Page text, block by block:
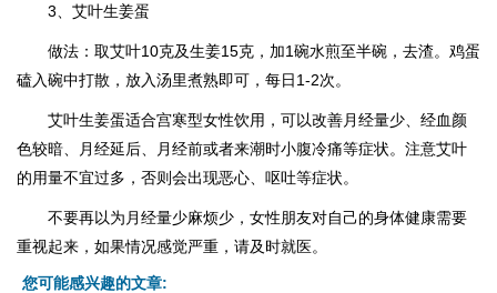
3、艾叶生姜蛋
做法：取艾叶10克及生姜15克，加1碗水煎至半碗，去渣。鸡蛋
磕入碗中打散，放入汤里煮熟即可，每日1-2次。
艾叶生姜蛋适合宫寒型女性饮用，可以改善月经量少、经血颜
色较暗、月经延后、月经前或者来潮时小腹冷痛等症状。注意艾叶
的用量不宜过多，否则会出现恶心、呕吐等症状。
不要再以为月经量少麻烦少，女性朋友对自己的身体健康需要
重视起来，如果情况感觉严重，请及时就医。
您可能感兴趣的文章: